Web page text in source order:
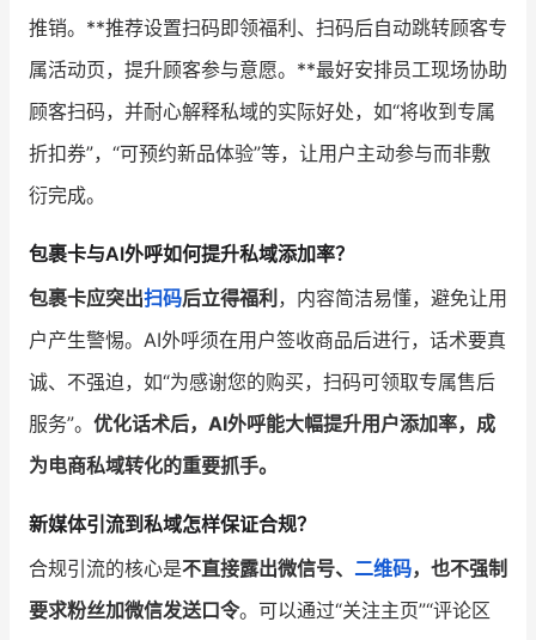
推销。**推荐设置扫码即领福利、扫码后自动跳转顾客专
属活动页，提升顾客参与意愿。**最好安排员工现场协助
顾客扫码，并耐心解释私域的实际好处，如“将收到专属
折扣券”，“可预约新品体验”等，让用户主动参与而非敷
衍完成。
包裹卡与AI外呼如何提升私域添加率？
包裹卡应突出扫码后立得福利 ，内容简洁易懂，避免让用
户产生警惕。AI外呼须在用户签收商品后进行，话术要真
诚、不强迫，如“为感谢您的购买，扫码可领取专属售后
服务”。 优化话术后，AI外呼能大幅提升用户添加率，成
为电商私域转化的重要抓手。
新媒体引流到私域怎样保证合规？
合规引流的核心是不直接露出微信号、 二维码，也不强制
要求粉丝加微信发送口令。可以通过“关注主页”“评论区